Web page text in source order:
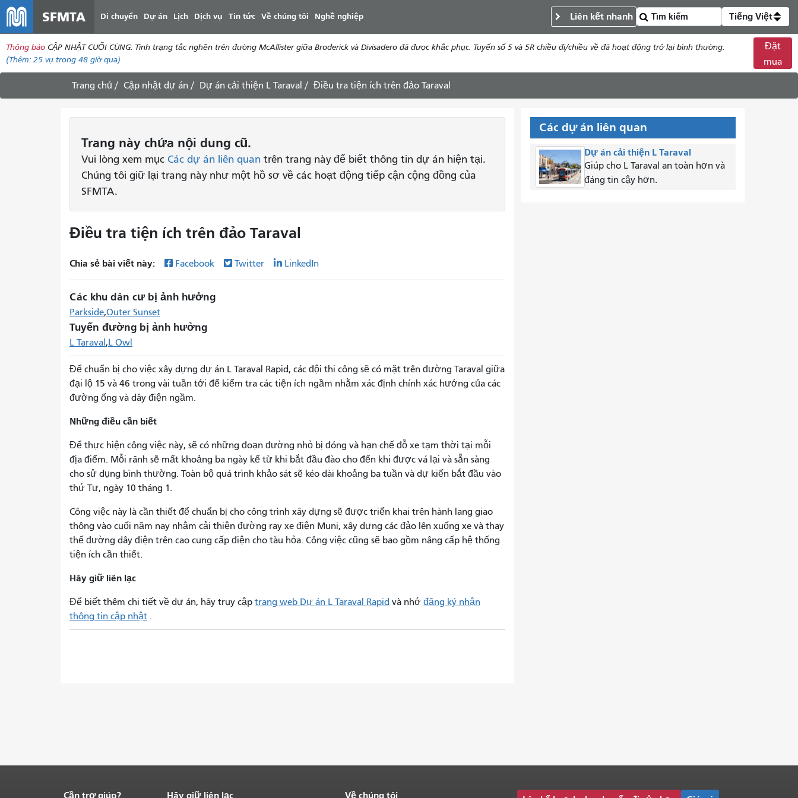
dung
SFMTA Di chuyển Dự án Lịch Dịch vụ Tin tức Về chúng tôi Nghề nghiệp Liên kết nhanh Tiếng Việt
Thông báo CẬP NHẬT CUỐI CÙNG: Tình trạng tắc nghẽn trên đường McAllister giữa Broderick và Divisadero đã được khắc phục. Tuyến số 5 và 5R chiều đi/chiều về đã hoạt động trở lại bình thường.
(Thêm: 25 vụ trong 48 giờ qua)
Đặt
mua
Trang chủ Cập nhật dự án Dự án cải thiện L Taraval Điều tra tiện ích trên đảo Taraval
Trang này chứa nội dung cũ.
Vui lòng xem mục Các dự án liên quan trên trang này để biết thông tin dự án hiện tại.
Chúng tôi giữ lại trang này như một hồ sơ về các hoạt động tiếp cận cộng đồng của
SFMTA.
Điều tra tiện ích trên đảo Taraval
Chia sẻ bài viết này: Facebook Twitter LinkedIn
Các khu dân cư bị ảnh hưởng
Parkside Outer Sunset
Tuyến đường bị ảnh hưởng
L Taraval L Owl
Để chuẩn bị cho việc xây dựng dự án L Taraval Rapid, các đội thi công sẽ có mặt trên đường Taraval giữa
đại lộ 15 và 46 trong vài tuần tới để kiểm tra các tiện ích ngầm nhằm xác định chính xác hướng của các
đường ống và dây điện ngầm.
Những điều cần biết
Để thực hiện công việc này, sẽ có những đoạn đường nhỏ bị đóng và hạn chế đỗ xe tạm thời tại mỗi
địa điểm. Mỗi rãnh sẽ mất khoảng ba ngày kể từ khi bắt đầu đào cho đến khi được vá lại và sẵn sàng
cho sử dụng bình thường. Toàn bộ quá trình khảo sát sẽ kéo dài khoảng ba tuần và dự kiến ​​bắt đầu vào
thứ Tư, ngày 10 tháng 1.
Công việc này là cần thiết để chuẩn bị cho công trình xây dựng sẽ được triển khai trên hành lang giao
thông vào cuối năm nay nhằm cải thiện đường ray xe điện Muni, xây dựng các đảo lên xuống xe và thay
thế đường dây điện trên cao cung cấp điện cho tàu hỏa. Công việc cũng sẽ bao gồm nâng cấp hệ thống
tiện ích cần thiết.
Hãy giữ liên lạc
Để biết thêm chi tiết về dự án, hãy truy cập trang web Dự án L Taraval Rapid và nhớ đăng ký nhận
thông tin cập nhật .
Các dự án liên quan
Dự án cải thiện L Taraval
Giúp cho L Taraval an toàn hơn và
đáng tin cậy hơn.
Kết
Cần trợ giúp? Hãy giữ liên lạc Về chúng tôi